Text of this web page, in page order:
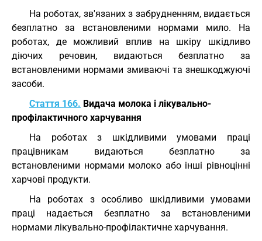
На роботах, зв'язаних з забрудненням, видається
безплатно за встановленими нормами мило. На
роботах, де можливий вплив на шкіру шкідливо
діючих речовин, видаються безплатно за
встановленими нормами змиваючі та знешкоджуючі
засоби.
Стаття 166. Видача молока і лікувально-
профілактичного харчування
На роботах з шкідливими умовами праці
працівникам видаються безплатно за
встановленими нормами молоко або інші рівноцінні
харчові продукти.
На роботах з особливо шкідливими умовами
праці надається безплатно за встановленими
нормами лікувально-профілактичне харчування.